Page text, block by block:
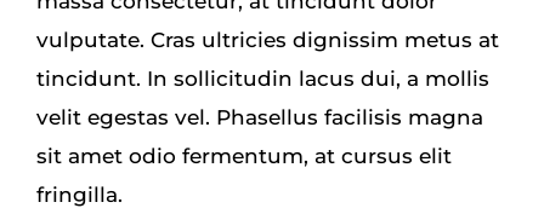
vulputate. Cras ultricies dignissim metus at
tincidunt. In sollicitudin lacus dui, a mollis
velit egestas vel. Phasellus facilisis magna
sit amet odio fermentum, at cursus elit
fringilla.